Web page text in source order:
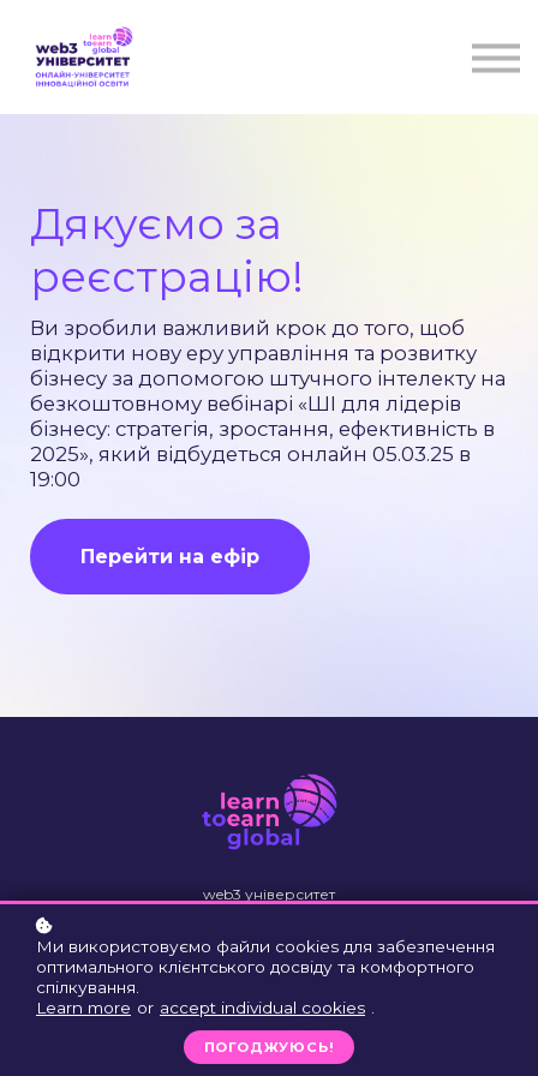
Блог
Дякуємо за
реєстрацію!
Ви зробили важливий крок до того, щоб
відкрити нову еру управління та розвитку
бізнесу за допомогою штучного інтелекту на
безкоштовному вебінарі «ШІ для лідерів
бізнесу: стратегія, зростання, ефективність в
2025», який відбудеться онлайн 05.03.25 в
19:00
Перейти на ефір
web3 університет
Ми використовуємо файли cookies для забезпечення
оптимального клієнтського досвіду та комфортного
спілкування.
Learn more or accept individual cookies
ПОГОДЖУЮСЬ!